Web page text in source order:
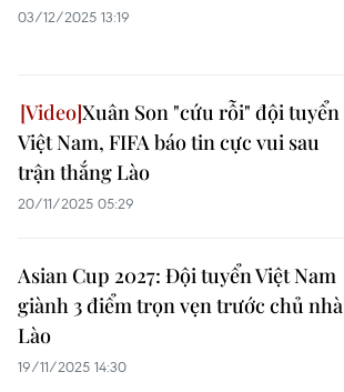
03/12/2025 13:19
Xuân Son "cứu rỗi" đội tuyển
Việt Nam, FIFA báo tin cực vui sau
trận thắng Lào
20/11/2025 05:29
Asian Cup 2027: Đội tuyển Việt Nam
giành 3 điểm trọn vẹn trước chủ nhà
Lào
19/11/2025 14:30